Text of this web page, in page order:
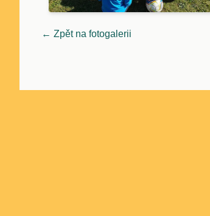
← Zpět na fotogalerii